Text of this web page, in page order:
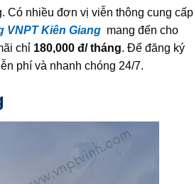
Có nhiều đơn vị viễn thông cung cấp
VNPT Kiên Giang mang đến cho
chỉ 180,000 đ/ tháng. Để đăng ký
phí và nhanh chóng 24/7.